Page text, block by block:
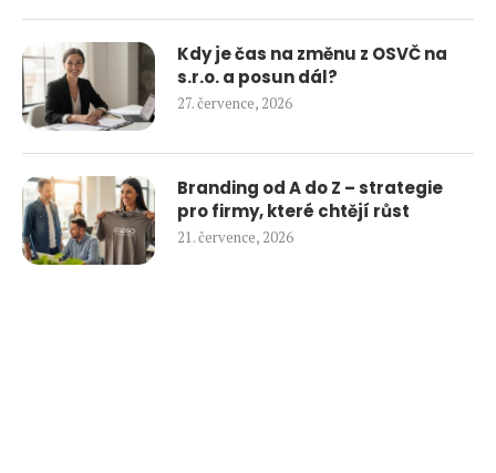
Kdy je čas na změnu z OSVČ na
s.r.o. a posun dál?
27. července, 2026
Branding od A do Z – strategie
pro firmy, které chtějí růst
21. července, 2026